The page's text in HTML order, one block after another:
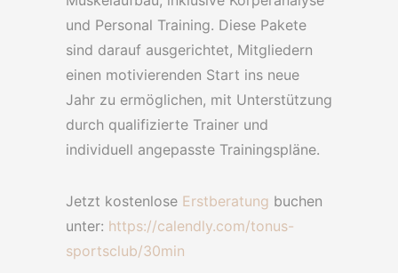
und Personal Training. Diese Pakete
sind darauf ausgerichtet, Mitgliedern
einen motivierenden Start ins neue
Jahr zu ermöglichen, mit Unterstützung
durch qualifizierte Trainer und
individuell angepasste Trainingspläne.
Jetzt kostenlose Erstberatung buchen
unter: https://calendly.com/tonus-
sportsclub/30min